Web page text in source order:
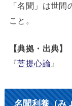
「名聞」は世
こと。
【典拠・出典】
『菩提心論』
名聞利養（み